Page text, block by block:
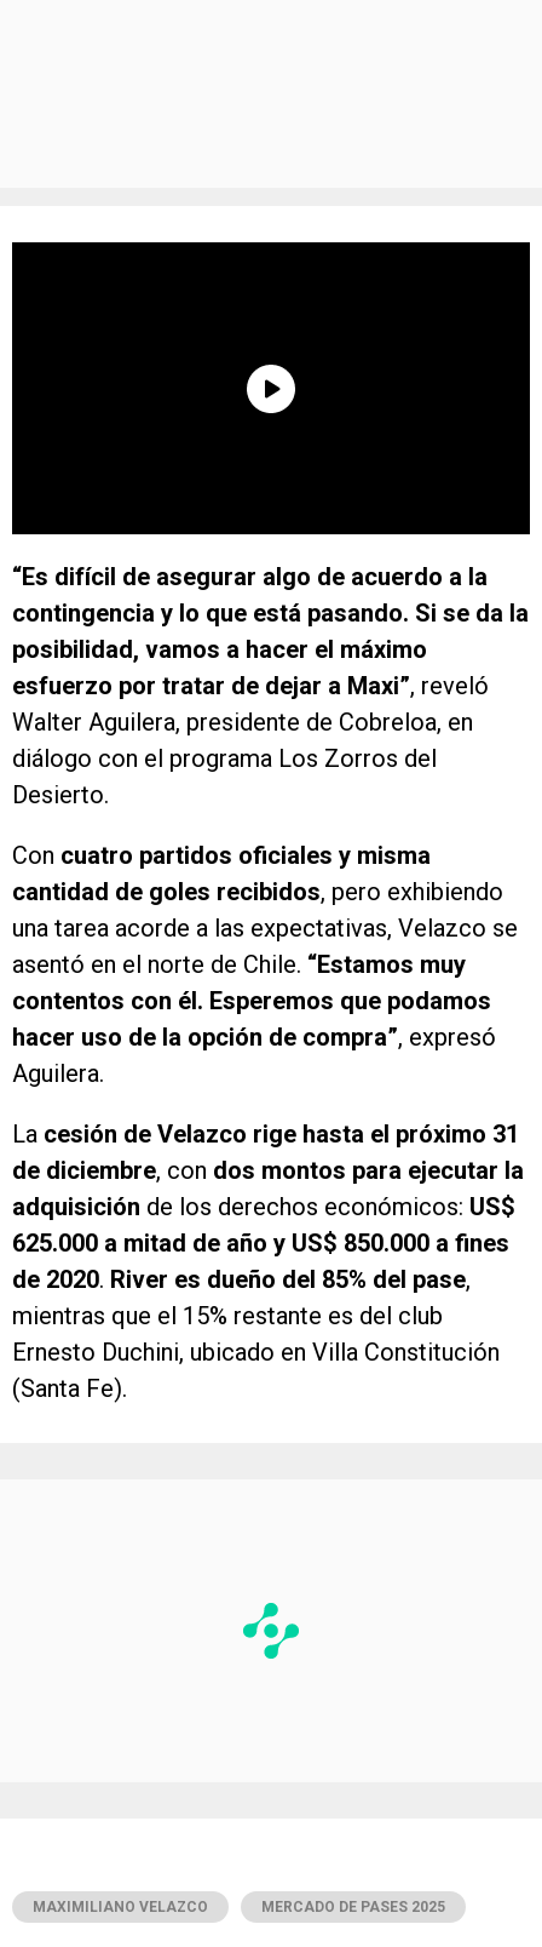
“Es difícil de asegurar algo de acuerdo a la
contingencia y lo que está pasando. Si se da la
posibilidad, vamos a hacer el máximo
esfuerzo por tratar de dejar a Maxi”, reveló
Walter Aguilera, presidente de Cobreloa, en
diálogo con el programa Los Zorros del
Desierto.
Con cuatro partidos oficiales y misma
cantidad de goles recibidos, pero exhibiendo
una tarea acorde a las expectativas, Velazco se
asentó en el norte de Chile. “Estamos muy
contentos con él. Esperemos que podamos
hacer uso de la opción de compra”, expresó
Aguilera.
La cesión de Velazco rige hasta el próximo 31
de diciembre, con dos montos para ejecutar la
adquisición de los derechos económicos: US$
625.000 a mitad de año y US$ 850.000 a fines
de 2020. River es dueño del 85% del pase,
mientras que el 15% restante es del club
Ernesto Duchini, ubicado en Villa Constitución
(Santa Fe).
MAXIMILIANO VELAZCO MERCADO DE PASES 2025